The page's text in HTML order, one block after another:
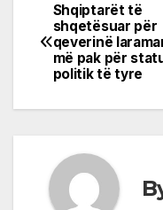
Post
Shqiptarët të
shqetësuar për
qeverinë
më pak për
politik të tyre